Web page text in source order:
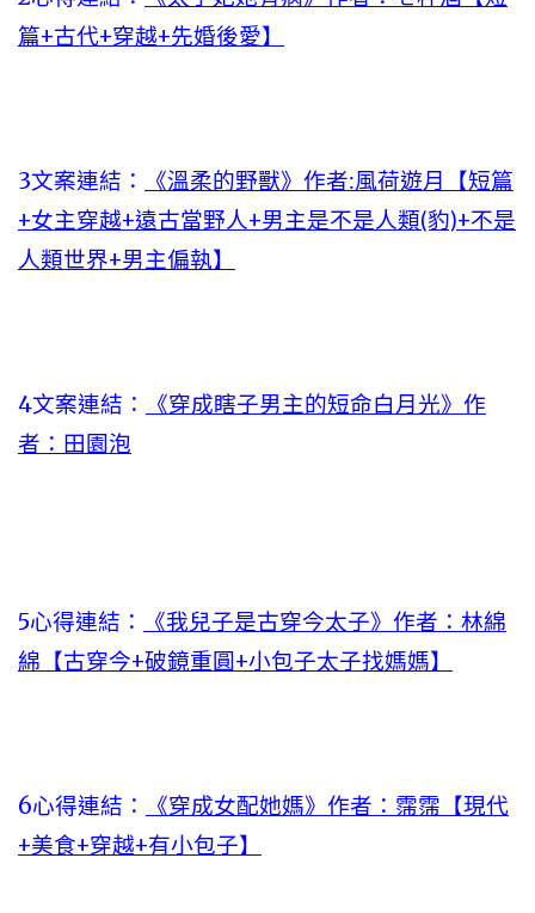
篇+古代+穿越+先婚後愛】
3文案連結：
《溫柔的野獸》作者:風荷遊月【短篇
+女主穿越+遠古當野人+男主是不是人類(豹)+不是
人類世界+男主偏執】
4文案連結：
《穿成瞎子男主的短命白月光》作
者：田園泡
5心得連結：
《我兒子是古穿今太子》作者：林綿
綿【古穿今+破鏡重圓+小包子太子找媽媽】
6心得連結：
《穿成女配她媽》作者：霈霈【現代
+美食+穿越+有小包子】